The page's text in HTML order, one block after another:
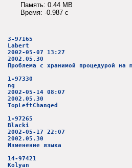
Память: 0.44 MB
Время: -0.987 c
3-97165
Labert
2002-05-07 13:27
2002.05.30
Проблема с хранимой процедурой
1-97330
ng
2002-05-14 08:07
2002.05.30
TopLeftChanged
1-97265
Blacki
2002-05-17 22:07
2002.05.30
Изменение языка
14-97421
Kolyan